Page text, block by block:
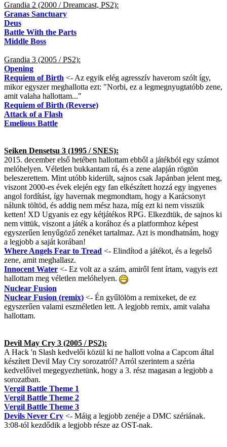
Grandia 2 (2000 / Dreamcast, PS2):
Granas Sanctuary
Deus
Battle With the Parts
Middle Boss
Grandia 3 (2005 / PS2):
Opening
Requiem of Birth <- Az egyik elég agresszív haverom szólt így,
mikor egyszer meghallotta ezt: "Norbi, ez a legmegnyugtatóbb zene,
amit valaha hallottam..."
Requiem of Birth (Reverse)
Attack of a Flash
Emelious Battle
Seiken Densetsu 3 (1995 / SNES):
2015. december első hetében hallottam ebből a játékból egy számot
melóhelyen. Véletlen bukkantam rá, és a zene alapján rögtön
beleszerettem. Mint utóbb kiderült, sajnos csak Japánban jelent meg,
viszont 2000-es évek elején egy fan elkészített hozzá egy ingyenes
angol fordítást, így havernak megmondtam, hogy a Karácsonyt
nálunk töltöd, és addig nem mész haza, míg ezt ki nem visszük
ketten! XD Ugyanis ez egy kétjátékos RPG. Elkezdtük, de sajnos ki
nem vittük, viszont a játék a korához és a platformhoz képest
egyszerűen lenyűgöző zenéket tartalmaz. Azt is mondhatnám, hogy
a legjobb a saját korában!
Where Angels Fear to Tread <- Elindítod a játékot, és a legelső
zene, amit meghallasz.
Innocent Water <- Ez volt az a szám, amiről fent írtam, vagyis ezt
hallottam meg véletlen melóhelyen.
Nuclear Fusion
Nuclear Fusion (remix) <- Én gyűlölöm a remixeket, de ez
egyszerűen valami eszméletlen lett. A legjobb remix, amit valaha
hallottam.
Devil May Cry 3 (2005 / PS2):
A Hack 'n Slash kedvelői közül ki ne hallott volna a Capcom által
készített Devil May Cry sorozatról? Arról szerintem a széria
kedvelőivel megegyezhetünk, hogy a 3. rész magasan a legjobb a
sorozatban.
Vergil Battle Theme 1
Vergil Battle Theme 2
Vergil Battle Theme 3
Devils Never Cry <- Máig a legjobb zenéje a DMC szériának.
3:08-tól kezdődik a legjobb része az OST-nak.